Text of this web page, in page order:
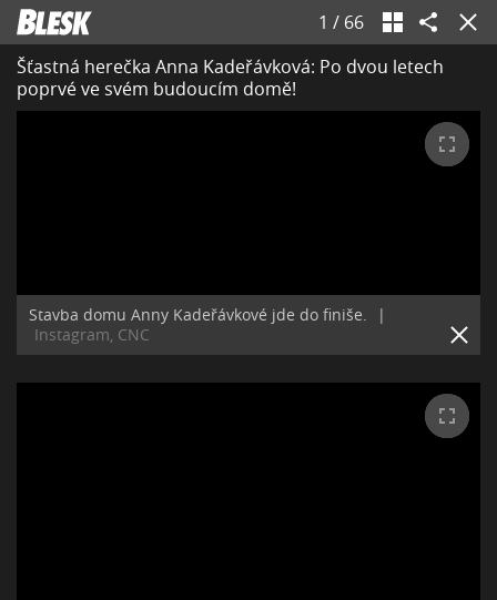
1 / 66
Šťastná herečka Anna Kadeřávková: Po dvou letech
poprvé ve svém budoucím domě!
Stavba domu Anny Kadeřávkové jde do finiše.
|
Instagram, CNC